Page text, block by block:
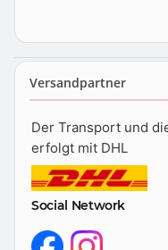
Versandpartner
Der Transport und
erfolgt mit DHL
Social Network